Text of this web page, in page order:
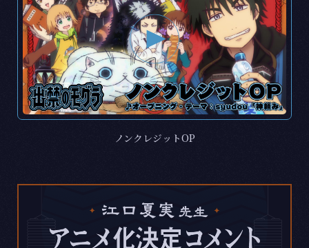
ノンクレジットOP